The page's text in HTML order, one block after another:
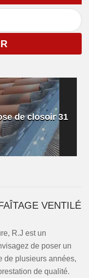
de closoir 31
VENTILÉ
R.J est un
de poser un
de plusieurs années,
de qualité.